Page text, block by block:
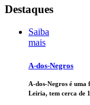
Destaques
Saiba
mais
A-dos-Negros
A-dos-Negros é uma
Leiria, tem cerca de